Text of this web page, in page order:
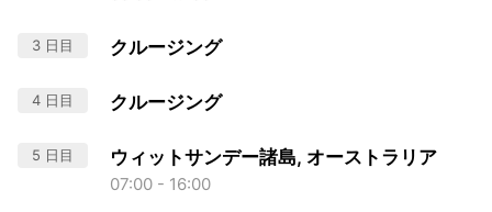
3 日目 クルージング
4 日目 クルージング
5 日目 ウィットサンデー諸島, オーストラリア
07:00 - 16:00